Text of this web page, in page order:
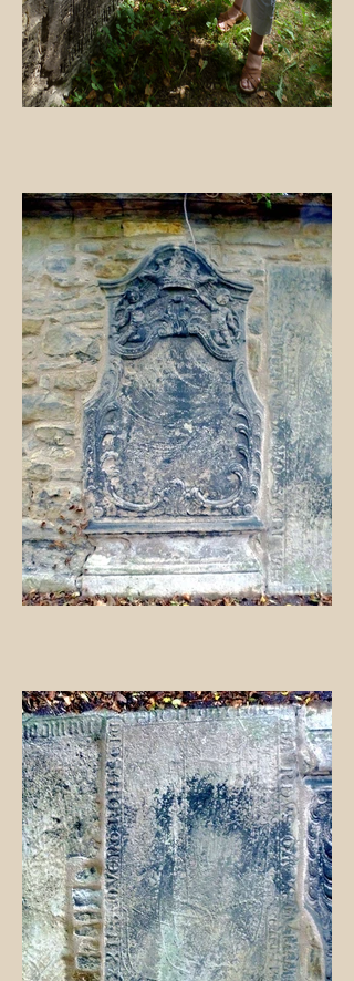
2015 14.06. verschlossene Gruften
ehemaliger Bürger von Groß Salze
Zwar nicht mehr vollständig zu
lesen, aber der Name ist uns
bekannt
Wir schweifen mal kurz ab
und zeigen das Wappen und
das ehem. Wohnhaus der